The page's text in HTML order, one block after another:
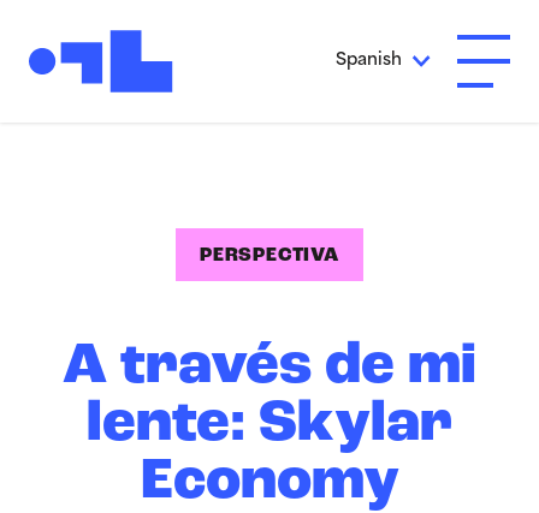
Spanish Abrir
PERSPECTIVA
A través de mi
lente: Skylar
Economy